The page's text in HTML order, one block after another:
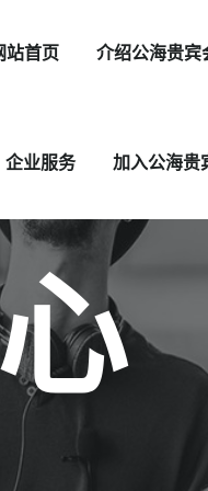
站首页 介绍公海贵宾
企业服务 加入公海贵